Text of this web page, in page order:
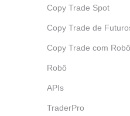
Copy Trade Spot
Copy Trade de
‌Copy Trade com
Robô
APIs
TraderPro